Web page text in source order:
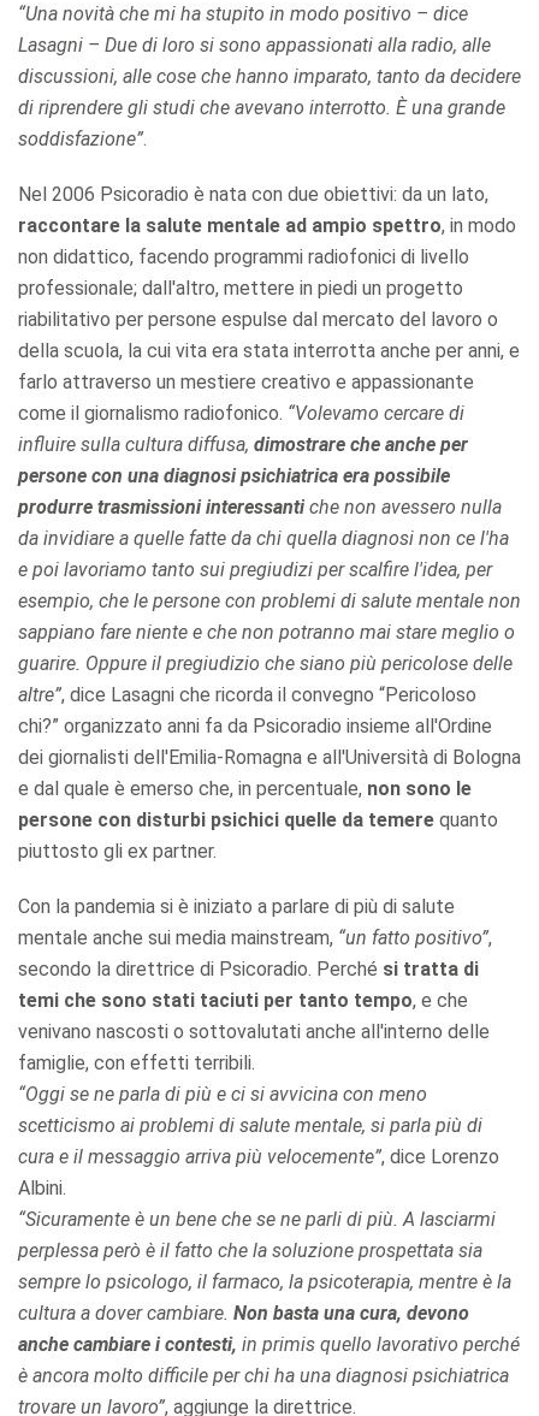
“Una novità che mi ha stupito in modo positivo – dice
Lasagni – Due di loro si sono appassionati alla radio, alle
discussioni, alle cose che hanno imparato, tanto da decidere
di riprendere gli studi che avevano interrotto. È una grande
soddisfazione”.
Nel 2006 Psicoradio è nata con due obiettivi: da un lato,
raccontare la salute mentale ad ampio spettro, in modo
non didattico, facendo programmi radiofonici di livello
professionale; dall'altro, mettere in piedi un progetto
riabilitativo per persone espulse dal mercato del lavoro o
della scuola, la cui vita era stata interrotta anche per anni, e
farlo attraverso un mestiere creativo e appassionante
come il giornalismo radiofonico. “Volevamo cercare di
influire sulla cultura diffusa, dimostrare che anche per
persone con una diagnosi psichiatrica era possibile
produrre trasmissioni interessantiche non avessero nulla
da invidiare a quelle fatte da chi quella diagnosi non ce l'ha
e poi lavoriamo tanto sui pregiudizi per scalfire l'idea, per
esempio, che le persone con problemi di salute mentale non
sappiano fare niente e che non potranno mai stare meglio o
guarire. Oppure il pregiudizio che siano più pericolose delle
altre”, dice Lasagni che ricorda il convegno “Pericoloso
chi?” organizzato anni fa da Psicoradio insieme all'Ordine
dei giornalisti dell'Emilia-Romagna e all'Università di Bologna
e dal quale è emerso che, in percentuale, non sono le
persone con disturbi psichici quelle da temere quanto
piuttosto gli ex partner.
Con la pandemia si è iniziato a parlare di più di salute
mentale anche sui media mainstream, “un fatto positivo”,
secondo la direttrice di Psicoradio. Perché si tratta di
temi che sono stati taciuti per tanto tempo, e che
venivano nascosti o sottovalutati anche all'interno delle
famiglie, con effetti terribili.
“Oggi se ne parla di più e ci si avvicina con meno
scetticismo ai problemi di salute mentale, si parla più di
cura e il messaggio arriva più velocemente”, dice Lorenzo
Albini.
“Sicuramente è un bene che se ne parli di più. A lasciarmi
perplessa però è il fatto che la soluzione prospettata sia
sempre lo psicologo, il farmaco, la psicoterapia, mentre è la
cultura a dover cambiare. Non basta una cura, devono
anche cambiare i contesti, in primis quello lavorativo perché
è ancora molto difficile per chi ha una diagnosi psichiatrica
trovare un lavoro”, aggiunge la direttrice.